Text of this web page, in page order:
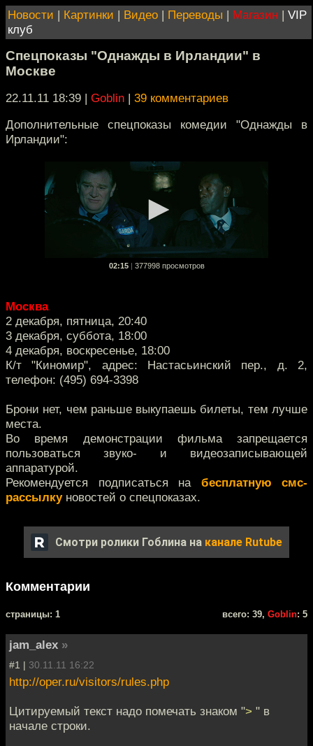
Новости | Картинки | Видео | Переводы | Магазин | VIP
клуб
Спецпоказы "Однажды в Ирландии" в
Москве
22.11.11 18:39 | Goblin | 39 комментариев
Дополнительные спецпоказы комедии "Однажды в
Ирландии":
02:15 377998 просмотров
Москва
2 декабря, пятница, 20:40
3 декабря, суббота, 18:00
4 декабря, воскресенье, 18:00
К/т "Киномир", адрес: Настасьинский пер., д. 2,
телефон: (495) 694-3398
Брони нет, чем раньше выкупаешь билеты, тем лучше
места.
Во время демонстрации фильма запрещается
пользоваться звуко- и видеозаписывающей
аппаратурой.
Рекомендуется подписаться на бесплатную смс-
рассылкуновостей о спецпоказах.
Смотри ролики Гоблина на канале Rutube
Комментарии
cтраницы: 1 всего: 39, Goblin: 5
jam_alex »
#1 | 30.11.11 16:22
http://oper.ru/visitors/rules.php
Цитируемый текст надо помечать знаком "> " в
начале строки.